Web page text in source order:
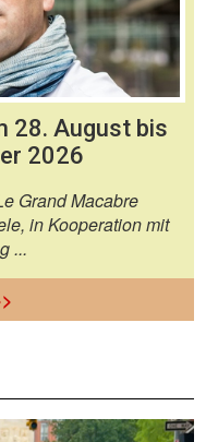
28. August bis
2026
Grand Macabre
in Kooperation mit
...